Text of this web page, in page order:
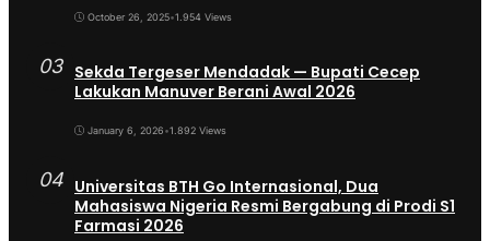
October 26, 2025•1.954 Views
03 Sekda Tergeser Mendadak — Bupati Cecep
Lakukan Manuver Berani Awal 2026
January 6, 2026•1.892 Views
04 Universitas BTH Go Internasional, Dua
Mahasiswa Nigeria Resmi Bergabung di Prodi S1
Farmasi 2026